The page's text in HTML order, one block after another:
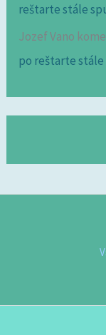
reštarte stále
Jozef Vano
po reštarte stále